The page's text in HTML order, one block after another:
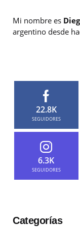
Mi nombre es
argentino desde
22.8K
SEGUIDORES
6.3K
SEGUIDORES
Categorías